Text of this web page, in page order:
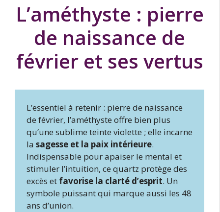
L’améthyste : pierre
de naissance de
février et ses vertus
L’essentiel à retenir : pierre de naissance
de février, l’améthyste offre bien plus
qu’une sublime teinte violette ; elle incarne
la sagesse et la paix intérieure.
Indispensable pour apaiser le mental et
stimuler l’intuition, ce quartz protège des
excès et favorise la clarté d’esprit. Un
symbole puissant qui marque aussi les 48
ans d’union.